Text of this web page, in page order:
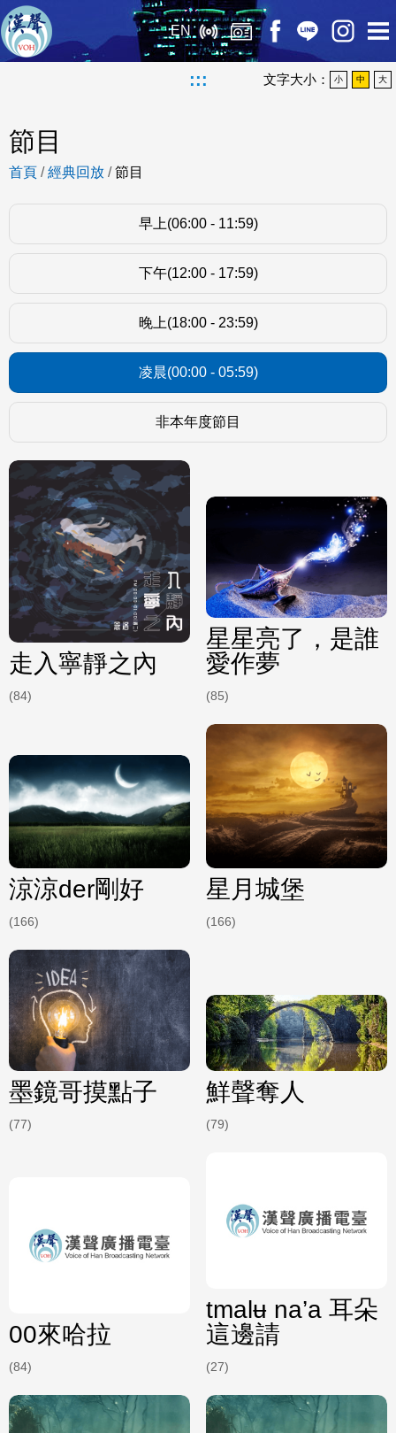
EN
::: 文字大小： 小 中 大
節目
首頁 /經典回放 /節目
早上(06:00 - 11:59)
下午(12:00 - 17:59)
晚上(18:00 - 23:59)
凌晨(00:00 - 05:59)
非本年度節目
走入寧靜之內
(84)
星星亮了，是誰
愛作夢
(85)
涼涼der剛好
(166)
星月城堡
(166)
墨鏡哥摸點子
(77)
鮮聲奪人
(79)
00來哈拉
(84)
tmalʉ na’a 耳朵
這邊請
(27)